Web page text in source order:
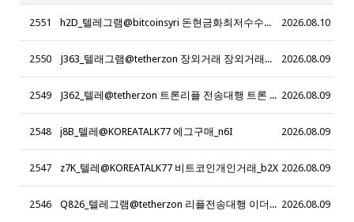
2551 h2D_텔레그램@bitcoinsyri 돈현금화최저수수료 코인돈현금화 해외돈현금화 해외자금 현금화재테크 돈현금화 자금현금화 자금현금화업체 오다현금화_t2F 2026.08.10
2550 J363_텔래그램@tetherzon 장외거래 장외거래업체 2026.08.09
2549 J362_텔레@tetherzon 트론리플 전송대행 트론 리플 전송업체 2026.08.09
2548 j8B_텔레@KOREATALK77 에그구매_n6I 2026.08.09
2547 z7K_텔레@KOREATALK77 비트코인개인거래_b2X 2026.08.09
2546 Q826_텔레그램@tetherzon 리플전송대행 이더리움삽니다 트론삽니다 리플삽니다 이더리움매입 테더코인매입 리플매입 테더매입 테더현금화 2026.08.09